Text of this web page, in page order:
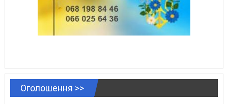
Оголошення >>